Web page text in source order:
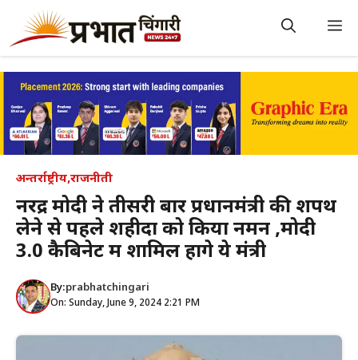
content
अन्तर्राष्ट्रीय,राजनीती
नरेंद्र मोदी ने तीसरी बार प्रधानमंत्री की शपथ
लेने से पहले शहीदों को किया नमन ,मोदी
3.0 कैबिनेट में शामिल होंगे ये मंत्री
By:prabhatchingari
On: Sunday, June 9, 2024 2:21 PM